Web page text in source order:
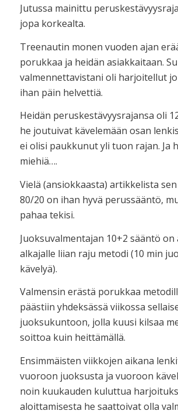
Jutussa mainittu
jopa korkealta.
Treenautin monen vuoden ajan
porukkaa ja heidän asiakkaitaan.
valmennettavistani oli harjoitellut
ihan päin helvettiä.
Heidän peruskestävyysrajansa oli
he joutuivat kävelemään osan
ei olisi paukkunut yli tuon rajan. Ja
miehiä….
Vielä (ansiokkaasta) artikkelista
80/20 on ihan hyvä perussääntö,
pahaa tekisi.
Juoksuvalmentajan 10+2 sääntö
alkajalle liian raju metodi (10 min
kävelyä).
Valmensin erästä porukkaa
päästiin yhdeksässä viikossa
juoksukuntoon, jolla kuusi kilsaa
soittoa kuin heittämällä.
Ensimmäisten viikkojen aikana
vuoroon juoksusta ja vuoroon
noin kuukauden kuluttua
aloittamisesta he saattoivat olla